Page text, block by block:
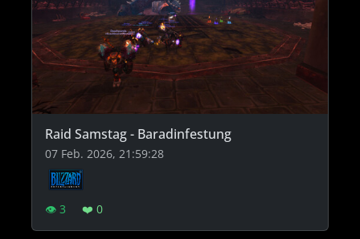
Raid Samstag - Baradinfestung
07 Feb. 2026, 21:59:28
👁 3 ❤️ 0